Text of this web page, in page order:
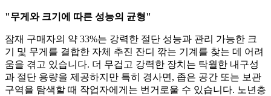
"무게와 크기에 따른 성능의 균형"
잠재 구매자의 약 33%는 강력한 절단 성능과 관리 가능한 크
기 및 무게를 결합한 자체 추진 잔디 깎는 기계를 찾는 데 어려
움을 겪고 있습니다. 더 무겁고 강력한 장치는 탁월한 내구성
과 절단 용량을 제공하지만 특히 경사면, 좁은 공간 또는 보관
구역을 탐색할 때 작업자에게는 번거로울 수 있습니다. 노년층